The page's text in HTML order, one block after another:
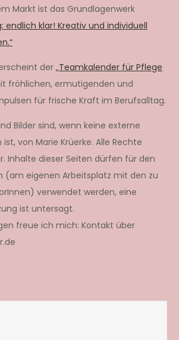
Markt ist das Grundlagenwerk
endlich klar! Kreativ und individuell
der „Teamkalender für Pflege
fröhlichen, ermutigenden und
für frische Kraft im Berufsalltag.
Bilder sind, wenn keine externe
von Marie Krüerke. Alle Rechte
Inhalte dieser Seiten dürfen für den
(am eigenen Arbeitsplatz mit den zu
verwendet werden, eine
ist untersagt.
freue ich mich: Kontakt über